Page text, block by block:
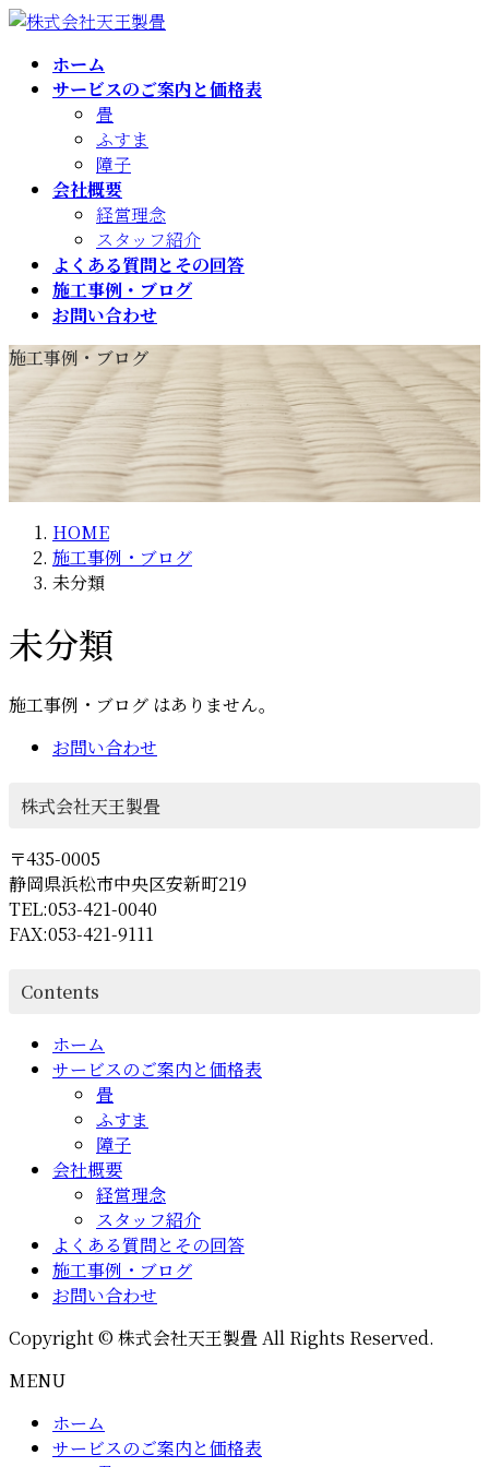
コ
ナ
ホーム
サービスのご案内と価格表
畳
ふすま
障子
会社概要
経営理念
スタッフ紹介
よくある質問とその回答
施工事例・ブログ
お問い合わせ
施工事例・ブログ
HOME
施工事例・ブログ
未分類
未分類
施工事例・ブログ はありません。
お問い合わせ
株式会社天王製畳
〒435-0005
静岡県浜松市中央区安新町219
TEL:053-421-0040
FAX:053-421-9111
Contents
ホーム
サービスのご案内と価格表
畳
ふすま
障子
会社概要
経営理念
スタッフ紹介
よくある質問とその回答
施工事例・ブログ
お問い合わせ
Copyright © 株式会社天王製畳 All Rights Reserved.
MENU
ホーム
サービスのご案内と価格表